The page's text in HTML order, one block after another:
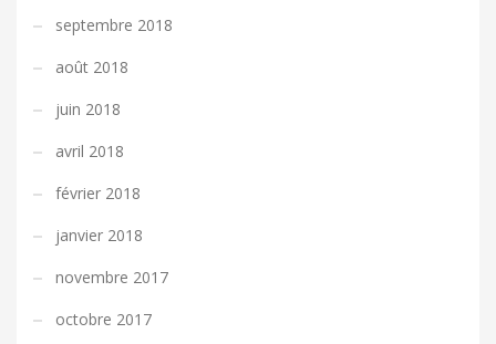
septembre 2018
août 2018
juin 2018
avril 2018
février 2018
janvier 2018
novembre 2017
octobre 2017